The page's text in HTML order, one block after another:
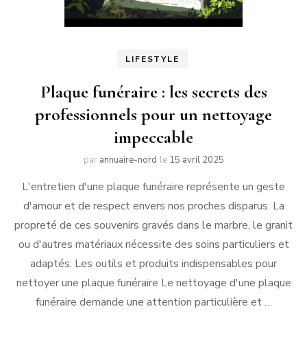
LIFESTYLE
Plaque funéraire : les secrets des
professionnels pour un nettoyage
impeccable
par annuaire-nord le 15 avril 2025
L'entretien d'une plaque funéraire représente un geste
d'amour et de respect envers nos proches disparus. La
propreté de ces souvenirs gravés dans le marbre, le granit
ou d'autres matériaux nécessite des soins particuliers et
adaptés. Les outils et produits indispensables pour
nettoyer une plaque funéraire Le nettoyage d'une plaque
funéraire demande une attention particulière et …